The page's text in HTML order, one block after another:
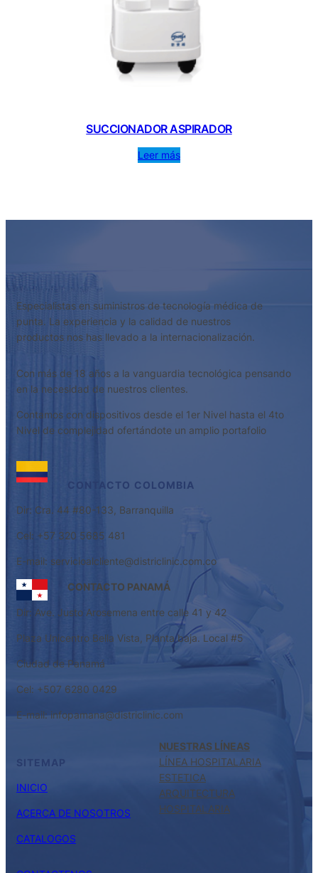
SUCCIONADOR ASPIRADOR
Leer más
Especialistas en suministros de tecnología médica de
punta. La experiencia y la calidad de nuestros
productos nos has llevado a la internacionalización.
Con más de 18 años a la vanguardia tecnológica pensando
en la necesidad de nuestros clientes.
Contamos con dispositivos desde el 1er Nivel hasta el 4to
Nivel de complejidad ofertándote un amplio portafolio
CONTACTO COLOMBIA
Dir: Cra. 44 #80-133, Barranquilla
Cel: +57 320 5685 481
E-mail: servicioalcliente@districlinic.com.co
CONTACTO PANAMÁ
Dir: Ave. Justo Arosemena entre calle 41 y 42
Plaza Unicentro Bella Vista, Planta baja. Local #5
Ciudad de Panamá
Cel: +507 6280 0429
E-mail: infopamana@districlinic.com
SITEMAP
INICIO
ACERCA DE NOSOTROS
CATALOGOS
NUESTRAS LÍNEAS
LÍNEA HOSPITALARIA
ESTETICA
ARQUITECTURA
HOSPITALARIA